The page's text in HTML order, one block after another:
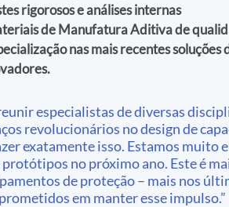
rigorosos e análises internas
de Manufatura Aditiva de
nas mais recentes
especialistas de diversas
revolucionários no design de
exatamente isso. Estamos muito
protótipos no próximo ano. Este é
de proteção – mais nos
em manter esse impulso.”